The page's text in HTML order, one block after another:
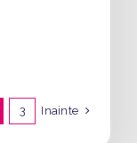
3 Inainte